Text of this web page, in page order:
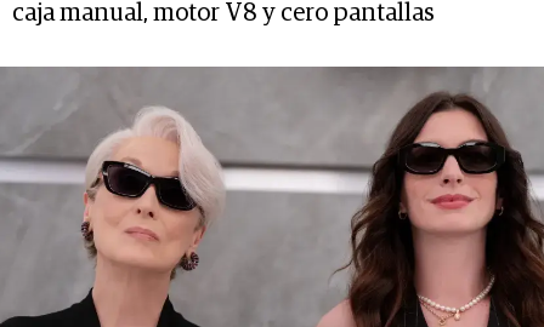
caja manual, motor V8 y cero pantallas